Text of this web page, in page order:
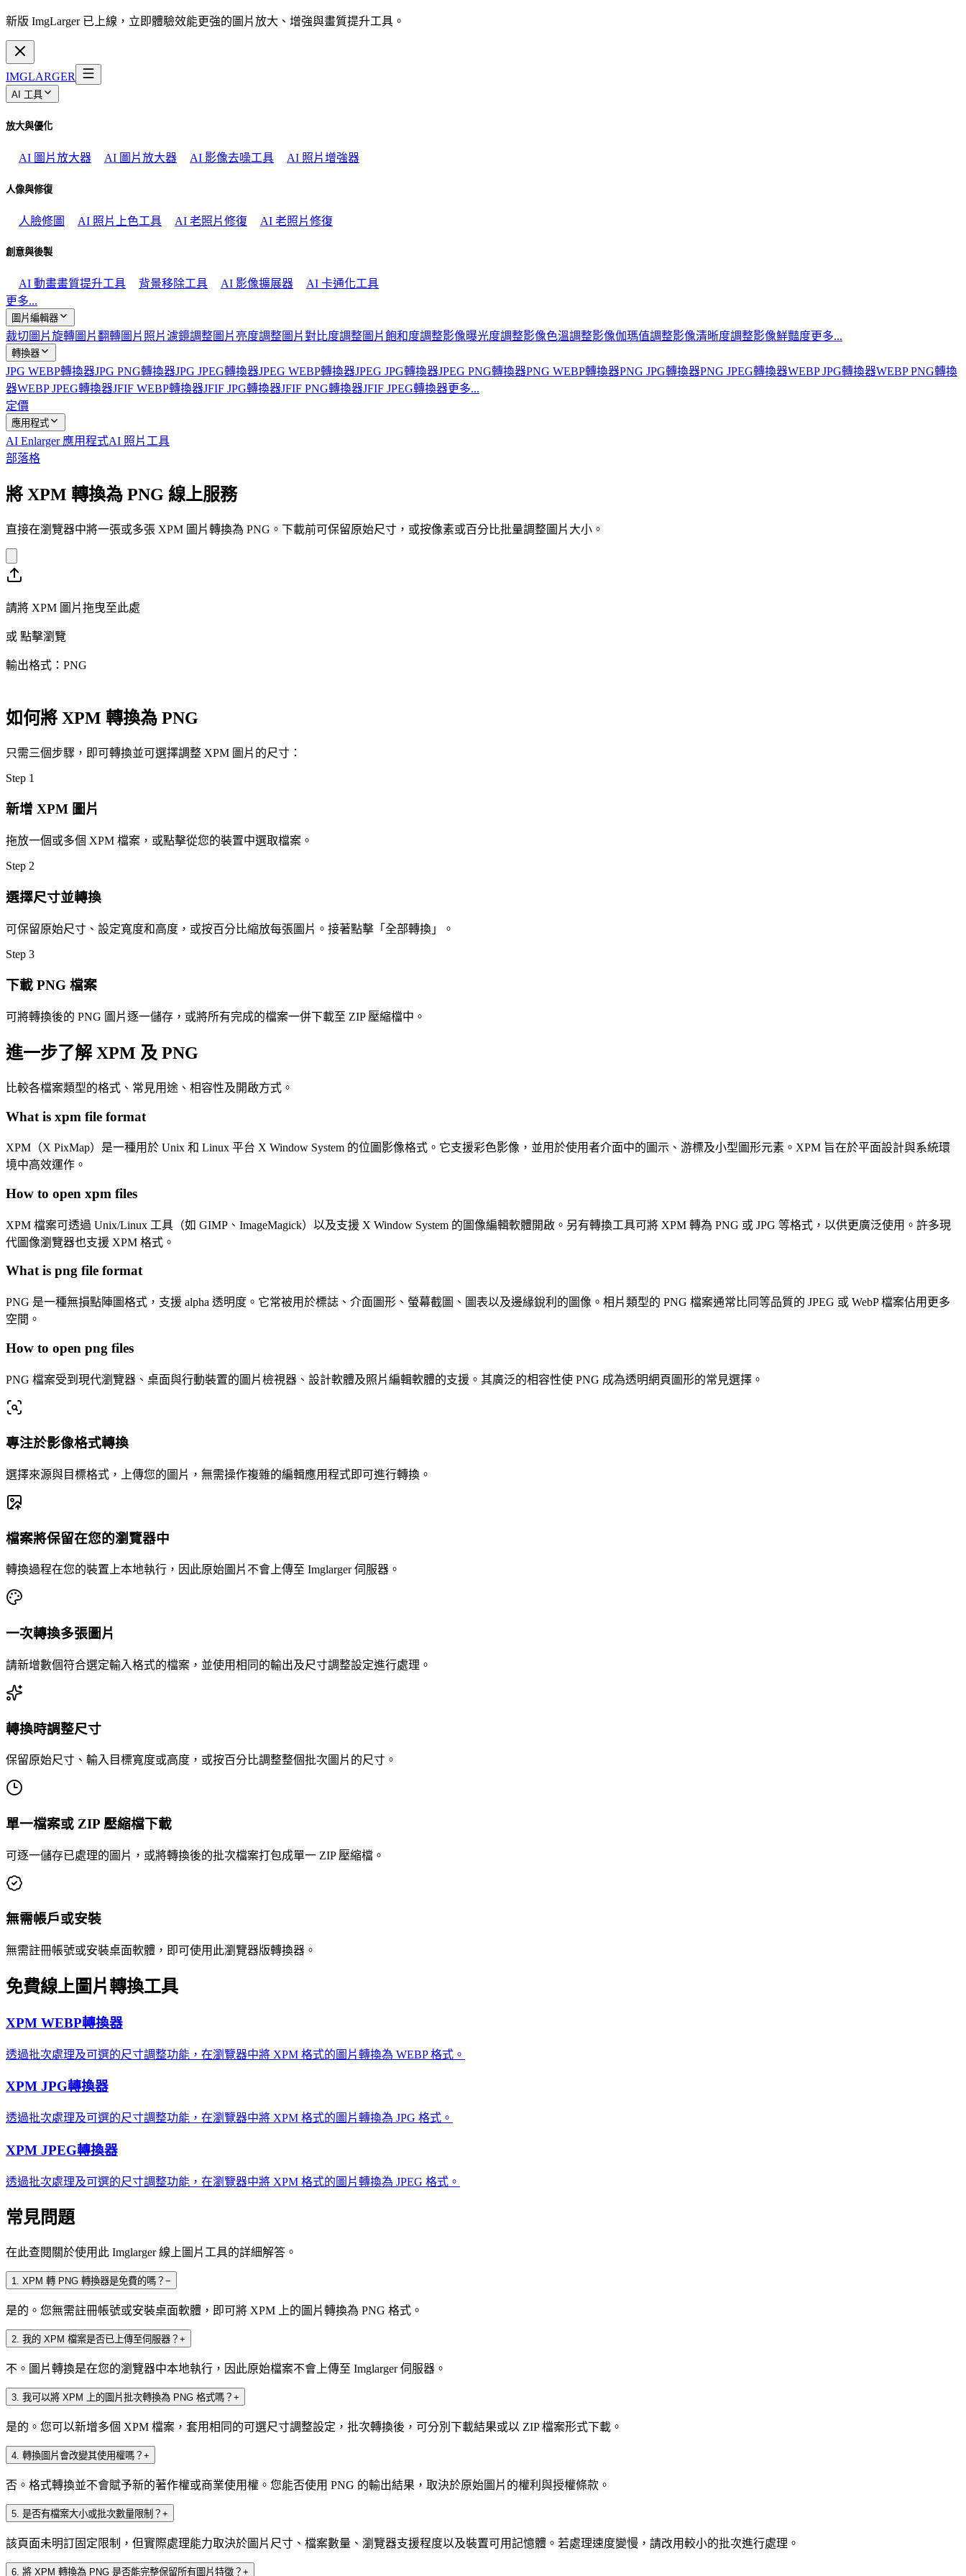
新版 ImgLarger 已上線，立即體驗效能更強的圖片放大、增強與畫質提升工具。
IMGLARGER
AI 工具
放大與優化
AI 圖片放大器 AI 圖片放大器 AI 影像去噪工具 AI 照片增強器
人像與修復
人臉修圖 AI 照片上色工具 AI 老照片修復 AI 老照片修復
創意與後製
AI 動畫畫質提升工具 背景移除工具 AI 影像擴展器
AI 卡通化工具
更多...
圖片編輯器
裁切圖片旋轉圖片翻轉圖片 照片濾鏡調整圖片亮度調整圖片對比度調整圖片飽和度調整影像曝光度調整影像色溫調整影像伽瑪值調整影像清晰度調整影像鮮豔度更多...
轉換器
JPG WEBP轉換器JPG PNG轉換器JPG JPEG轉換器JPEG WEBP轉換器JPEG JPG轉換器JPEG PNG轉換器PNG WEBP轉換器PNG JPG轉換器PNG JPEG轉換器WEBP JPG轉換器WEBP PNG轉換
器WEBP JPEG轉換器JFIF WEBP轉換器JFIF JPG轉換器JFIF PNG轉換器JFIF JPEG轉換器更多...
定價
應用程式
AI Enlarger 應用程式AI 照片工具
部落格
將 XPM 轉換為 PNG 線上服務
直接在瀏覽器中將一張或多張 XPM 圖片轉換為 PNG。下載前可保留原始尺寸，或按像素或百分比批量調整圖片大小。
請將 XPM 圖片拖曳至此處
或 點擊瀏覽
輸出格式：PNG
如何將 XPM 轉換為 PNG
只需三個步驟，即可轉換並可選擇調整 XPM 圖片的尺寸：
Step 1
新增 XPM 圖片
拖放一個或多個 XPM 檔案，或點擊從您的裝置中選取檔案。
Step 2
選擇尺寸並轉換
可保留原始尺寸、設定寬度和高度，或按百分比縮放每張圖片。接著點擊「全部轉換」。
Step 3
下載 PNG 檔案
可將轉換後的 PNG 圖片逐一儲存，或將所有完成的檔案一併下載至 ZIP 壓縮檔中。
進一步了解 XPM 及 PNG
比較各檔案類型的格式、常見用途、相容性及開啟方式。
What is xpm file format
XPM（X PixMap）是一種用於 Unix 和 Linux 平台 X Window System 的位圖影像格式。它支援彩色影像，並用於使用者介面中的圖示、游標及小型圖形元素。XPM 旨在於平面設計與系統環
境中高效運作。
How to open xpm files
XPM 檔案可透過 Unix/Linux 工具（如 GIMP、ImageMagick）以及支援 X Window System 的圖像編輯軟體開啟。另有轉換工具可將 XPM 轉為 PNG 或 JPG 等格式，以供更廣泛使用。許多現
代圖像瀏覽器也支援 XPM 格式。
What is png file format
PNG 是一種無損點陣圖格式，支援 alpha 透明度。它常被用於標誌、介面圖形、螢幕截圖、圖表以及邊緣銳利的圖像。相片類型的 PNG 檔案通常比同等品質的 JPEG 或 WebP 檔案佔用更多
空間。
How to open png files
PNG 檔案受到現代瀏覽器、桌面與行動裝置的圖片檢視器、設計軟體及照片編輯軟體的支援。其廣泛的相容性使 PNG 成為透明網頁圖形的常見選擇。
專注於影像格式轉換
選擇來源與目標格式，上傳您的圖片，無需操作複雜的編輯應用程式即可進行轉換。
檔案將保留在您的瀏覽器中
轉換過程在您的裝置上本地執行，因此原始圖片不會上傳至 Imglarger 伺服器。
一次轉換多張圖片
請新增數個符合選定輸入格式的檔案，並使用相同的輸出及尺寸調整設定進行處理。
轉換時調整尺寸
保留原始尺寸、輸入目標寬度或高度，或按百分比調整整個批次圖片的尺寸。
單一檔案或 ZIP 壓縮檔下載
可逐一儲存已處理的圖片，或將轉換後的批次檔案打包成單一 ZIP 壓縮檔。
無需帳戶或安裝
無需註冊帳號或安裝桌面軟體，即可使用此瀏覽器版轉換器。
免費線上圖片轉換工具
XPM WEBP轉換器
透過批次處理及可選的尺寸調整功能，在瀏覽器中將 XPM 格式的圖片轉換為 WEBP 格式。
XPM JPG轉換器
透過批次處理及可選的尺寸調整功能，在瀏覽器中將 XPM 格式的圖片轉換為 JPG 格式。
XPM JPEG轉換器
透過批次處理及可選的尺寸調整功能，在瀏覽器中將 XPM 格式的圖片轉換為 JPEG 格式。
常見問題
在此查閱關於使用此 Imglarger 線上圖片工具的詳細解答。
1. XPM 轉 PNG 轉換器是免費的嗎？ −
是的。您無需註冊帳號或安裝桌面軟體，即可將 XPM 上的圖片轉換為 PNG 格式。
2. 我的 XPM 檔案是否已上傳至伺服器？ +
不。圖片轉換是在您的瀏覽器中本地執行，因此原始檔案不會上傳至 Imglarger 伺服器。
3. 我可以將 XPM 上的圖片批次轉換為 PNG 格式嗎？ +
是的。您可以新增多個 XPM 檔案，套用相同的可選尺寸調整設定，批次轉換後，可分別下載結果或以 ZIP 檔案形式下載。
4. 轉換圖片會改變其使用權嗎？ +
否。格式轉換並不會賦予新的著作權或商業使用權。您能否使用 PNG 的輸出結果，取決於原始圖片的權利與授權條款。
5. 是否有檔案大小或批次數量限制？ +
該頁面未明訂固定限制，但實際處理能力取決於圖片尺寸、檔案數量、瀏覽器支援程度以及裝置可用記憶體。若處理速度變慢，請改用較小的批次進行處理。
6. 將 XPM 轉換為 PNG 是否能完整保留所有圖片特徵？ +